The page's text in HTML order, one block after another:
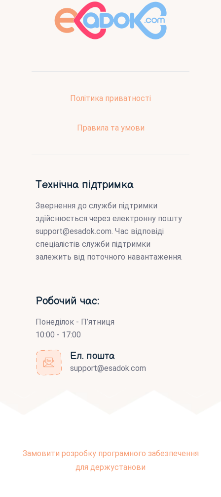
Політика приватності
Правила та умови
Технічна підтримка
Звернення до служби підтримки
здійснюється через електронну пошту
support@esadok.com. Час відповіді
спеціалістів служби підтримки
залежить від поточного навантаження.
Робочий час:
Понеділок - П’ятниця
10:00 - 17:00
Ел. пошта
support@esadok.com
Замовити розробку програмного забезпечення
для держустанови